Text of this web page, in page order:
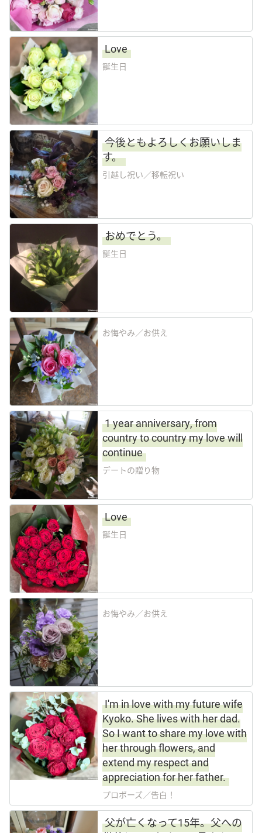
instagram
Language
日本語
English
Love
誕生日
今後ともよろしくお願いしま
す。
引越し祝い／移転祝い
おめでとう。
誕生日
お悔やみ／お供え
1 year anniversary, from
country to country my love will
continue
デートの贈り物
Love
誕生日
お悔やみ／お供え
I'm in love with my future wife
Kyoko. She lives with her dad.
So I want to share my love with
her through flowers, and
extend my respect and
appreciation for her father.
プロポーズ／告白！
父が亡くなって15年。父への